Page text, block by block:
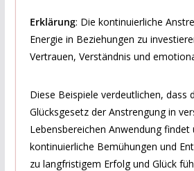
Erklärung: Die kontinuierliche
Energie in Beziehungen zu
Vertrauen, Verständnis und
Diese Beispiele verdeutlichen, dass
Glücksgesetz der Anstrengung in
Lebensbereichen Anwendung findet
kontinuierliche Bemühungen und
zu langfristigem Erfolg und Glück